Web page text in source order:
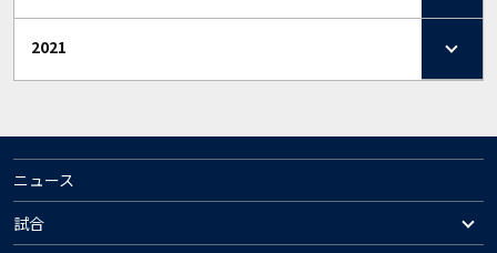
2021
ニュース
試合